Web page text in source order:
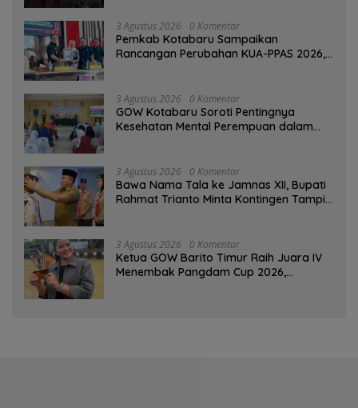
3 Agustus 2026 0 Komentar
Pemkab Kotabaru Sampaikan
Rancangan Perubahan KUA-PPAS 2026,
3 Agustus 2026 0 Komentar
GOW Kotabaru Soroti Pentingnya
Kesehatan Mental Perempuan dalam
3 Agustus 2026 0 Komentar
Bawa Nama Tala ke Jamnas XII, Bupati
Rahmat Trianto Minta Kontingen Tampil
3 Agustus 2026 0 Komentar
Ketua GOW Barito Timur Raih Juara IV
Menembak Pangdam Cup 2026,